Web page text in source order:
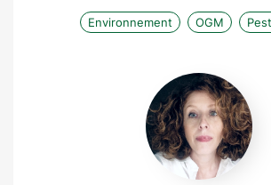
Environnement OGM
Ingrid
Kragl